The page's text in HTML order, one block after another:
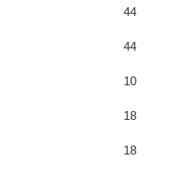
44
44
10
18
18